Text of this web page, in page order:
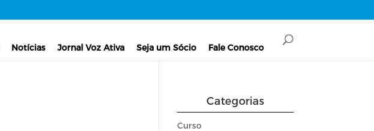
Notícias Jornal Voz Ativa Seja um Sócio Fale Conosco
Categorias
Curso